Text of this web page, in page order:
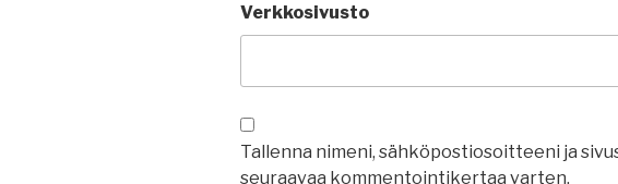
Verkkosivusto
Tallenna nimeni, sähköpostiosoitteeni ja
seuraavaa kommentointikertaa varten.